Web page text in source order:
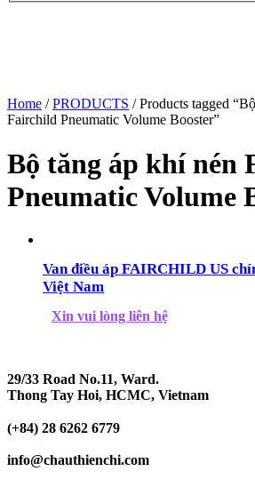
Home /PRODUCTS / Products tagged
Fairchild Pneumatic Volume Booster”
Bộ tăng áp khí nén
Pneumatic Volume
Van điều áp FAIRCHILD US
Việt Nam
Xin vui lòng liên hệ
29/33 Road No.11, Ward.
Thong Tay Hoi, HCMC, Vietnam
(+84) 28 6262 6779
info@chauthienchi.com